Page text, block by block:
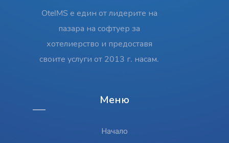
OtelMS е един от лидерите на
пазара на софтуер за
хотелиерство и предоставя
своите услуги от 2013 г. насам.
Меню
Начало